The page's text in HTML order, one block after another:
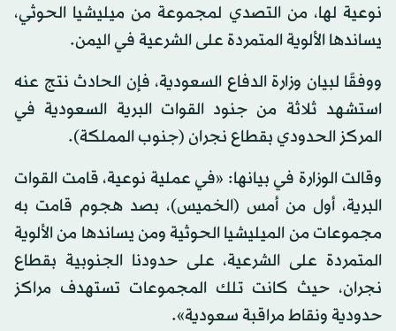
نوعية لها، من التصدي لمجموعة من ميليشيا الحوثي،
يساندها الألوية المتمردة على الشرعية في اليمن.
ووفقًا لبيان وزارة الدفاع السعودية، فإن الحادث نتج عنه
استشهد ثلاثة من جنود القوات البرية السعودية في
المركز الحدودي بقطاع نجران (جنوب المملكة).
وقالت الوزارة في بيانها: «في عملية نوعية، قامت القوات
البرية، أول من أمس (الخميس)، بصد هجوم قامت به
مجموعات من الميليشيا الحوثية ومن يساندها من الألوية
المتمردة على الشرعية، على حدودنا الجنوبية بقطاع
نجران، حيث كانت تلك المجموعات تستهدف مراكز
حدودية ونقاط مراقبة سعودية».